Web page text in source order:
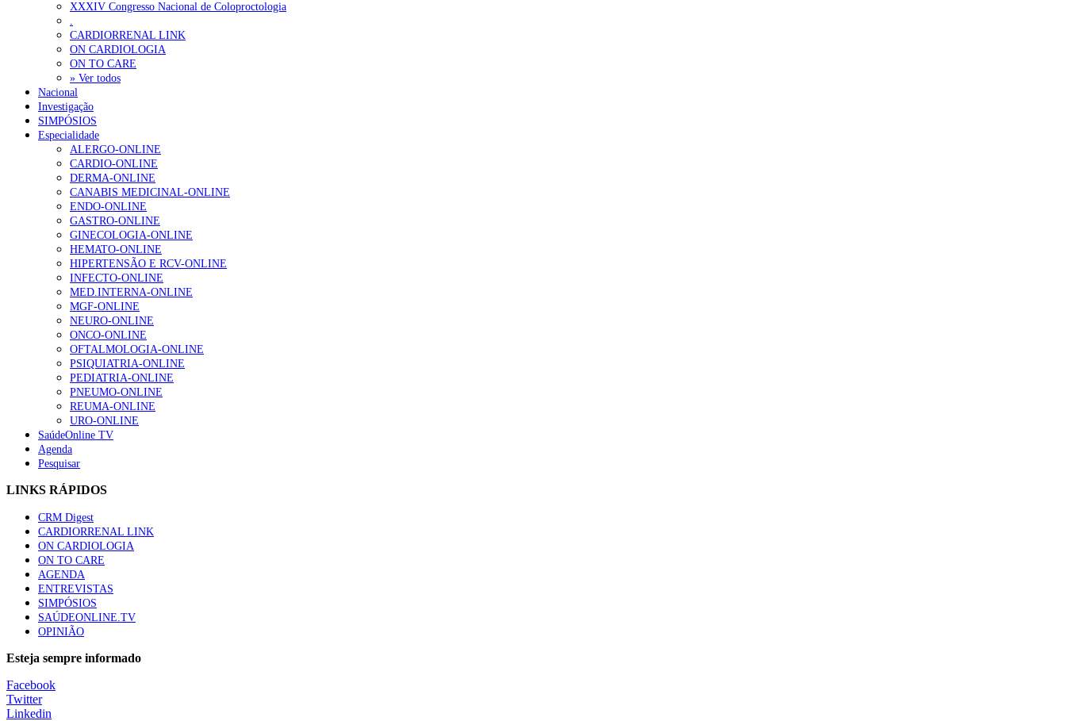
XXXIV Congresso Nacional de Coloproctologia
.
CARDIORRENAL LINK
ON CARDIOLOGIA
ON TO CARE
» Ver todos
Nacional
Investigação
SIMPÓSIOS
Especialidade
ALERGO-ONLINE
CARDIO-ONLINE
DERMA-ONLINE
CANABIS MEDICINAL-ONLINE
ENDO-ONLINE
GASTRO-ONLINE
GINECOLOGIA-ONLINE
HEMATO-ONLINE
HIPERTENSÃO E RCV-ONLINE
INFECTO-ONLINE
MED.INTERNA-ONLINE
MGF-ONLINE
NEURO-ONLINE
ONCO-ONLINE
OFTALMOLOGIA-ONLINE
PSIQUIATRIA-ONLINE
PEDIATRIA-ONLINE
PNEUMO-ONLINE
REUMA-ONLINE
URO-ONLINE
SaúdeOnline TV
Agenda
Pesquisar
LINKS RÁPIDOS
CRM Digest
CARDIORRENAL LINK
ON CARDIOLOGIA
ON TO CARE
AGENDA
ENTREVISTAS
SIMPÓSIOS
SAÚDEONLINE.TV
OPINIÃO
Esteja sempre informado
Facebook
Twitter
Linkedin